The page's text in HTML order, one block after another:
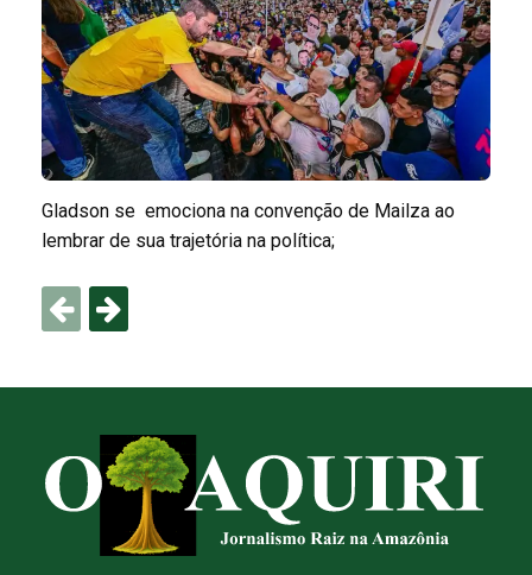
Gladson se emociona na convenção de Mailza ao
lembrar de sua trajetória na política;